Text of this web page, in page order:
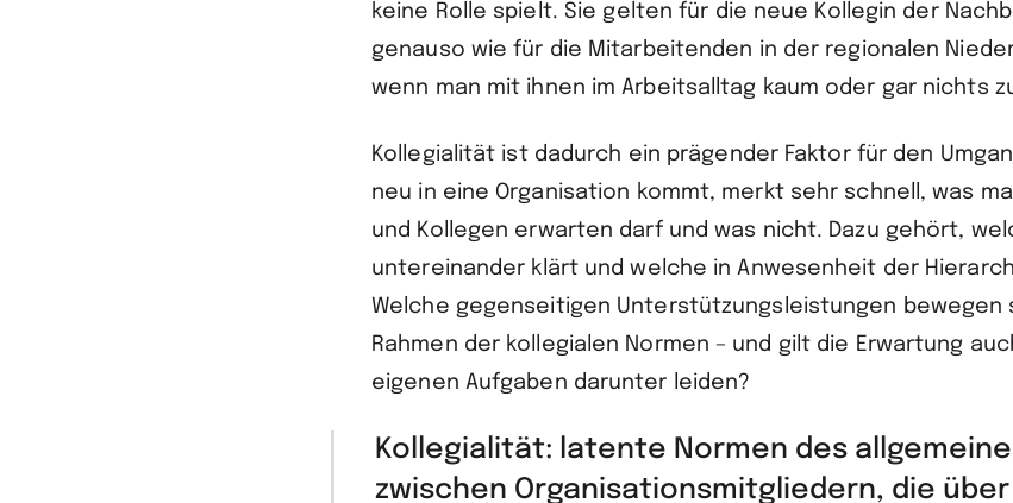
keine Rolle spielt. Sie gelten für die neue Kollegin der
genauso wie für die Mitarbeitenden in der regionalen
wenn man mit ihnen im Arbeitsalltag kaum oder gar nichts
Kollegialität ist dadurch ein prägender Faktor für den
neu in eine Organisation kommt, merkt sehr schnell, was
und Kollegen erwarten darf und was nicht. Dazu gehört,
untereinander klärt und welche in Anwesenheit der
Welche gegenseitigen Unterstützungsleistungen bewegen
Rahmen der kollegialen Normen – und gilt die Erwartung
eigenen Aufgaben darunter leiden?
Kollegialität: latente Normen des
zwischen Organisationsmitgliedern, die